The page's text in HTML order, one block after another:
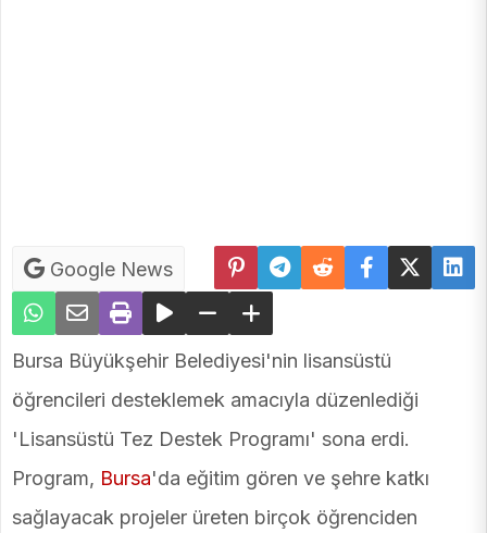
Google News
Bursa Büyükşehir Belediyesi'nin lisansüstü
öğrencileri desteklemek amacıyla düzenlediği
'Lisansüstü Tez Destek Programı' sona erdi.
Program, Bursa'da eğitim gören ve şehre katkı
sağlayacak projeler üreten birçok öğrenciden